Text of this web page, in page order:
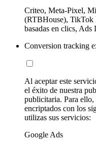
Criteo, Meta-Pixel,
(RTBHouse), TikTok
basadas en clics, Ads
Conversion tracking
Al aceptar este
el éxito de nuestra
publicitaria. Para ello,
encriptados con los
utilizas sus servicios:
Google Ads